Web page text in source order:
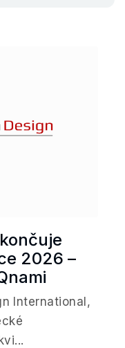
2026 –
International,